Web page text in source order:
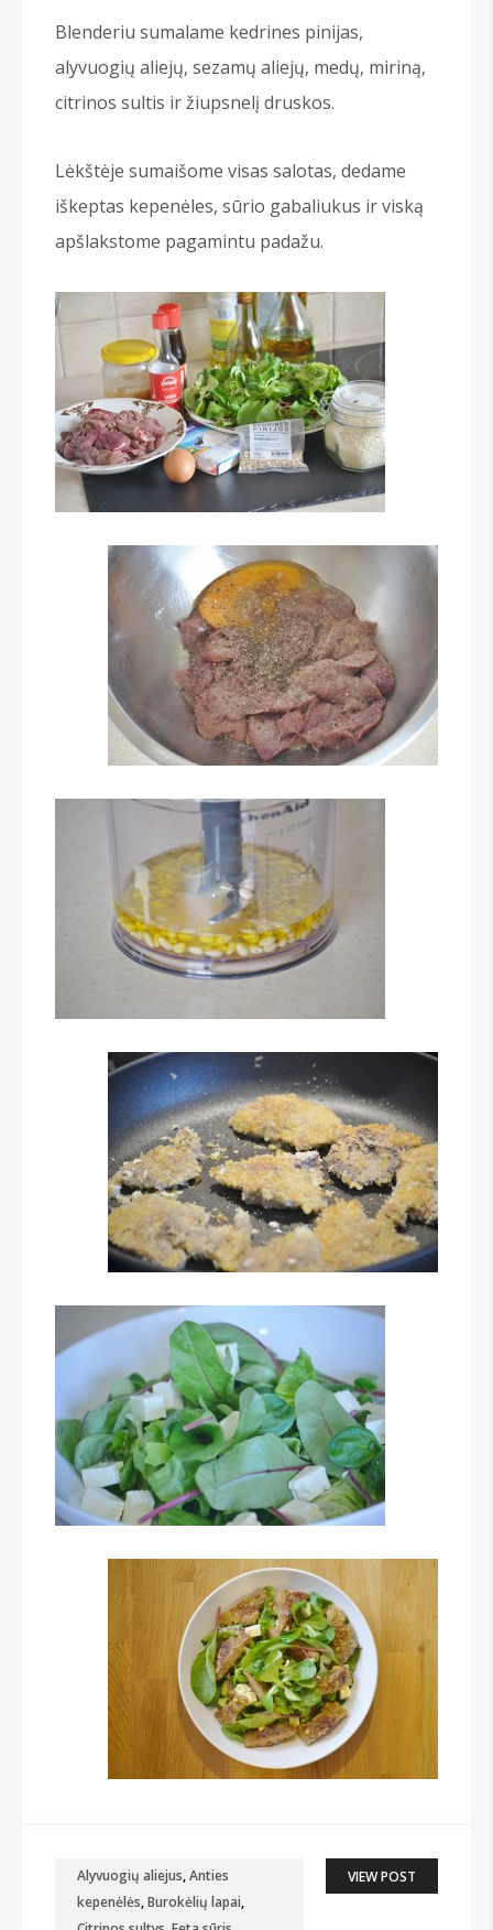
Blenderiu sumalame kedrines pinijas,
alyvuogių aliejų, sezamų aliejų, medų, miriną,
citrinos sultis ir žiupsnelį druskos.
Lėkštėje sumaišome visas salotas, dedame
iškeptas kepenėles, sūrio gabaliukus ir viską
apšlakstome pagamintu padažu.
Alyvuogių aliejus,Anties
kepenėlės,Burokėlių lapai,
VIEW POST